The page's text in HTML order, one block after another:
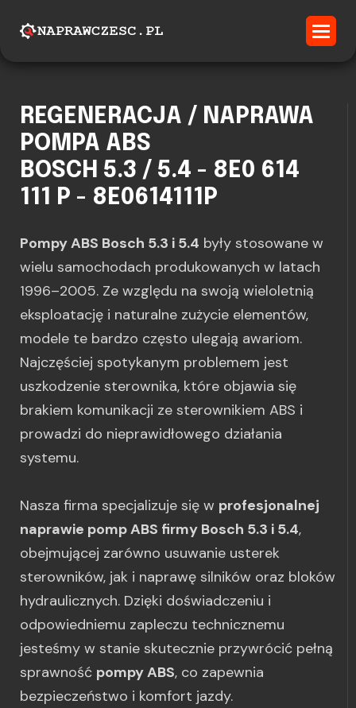
REGENERACJA / NAPRAWA
POMPA ABS
BOSCH 5.3 / 5.4 - 8E0 614
111 P - 8E0614111P
Pompy ABS Bosch 5.3 i 5.4 były stosowane w
wielu samochodach produkowanych w latach
1996–2005. Ze względu na swoją wieloletnią
eksploatację i naturalne zużycie elementów,
modele te bardzo często ulegają awariom.
Najczęściej spotykanym problemem jest
uszkodzenie sterownika, które objawia się
brakiem komunikacji ze sterownikiem ABS i
prowadzi do nieprawidłowego działania
systemu.
Nasza firma specjalizuje się w profesjonalnej
naprawie pomp ABS firmy Bosch 5.3 i 5.4,
obejmującej zarówno usuwanie usterek
sterowników, jak i naprawę silników oraz bloków
hydraulicznych. Dzięki doświadczeniu i
odpowiedniemu zapleczu technicznemu
jesteśmy w stanie skutecznie przywrócić pełną
sprawność pompy ABS, co zapewnia
bezpieczeństwo i komfort jazdy.